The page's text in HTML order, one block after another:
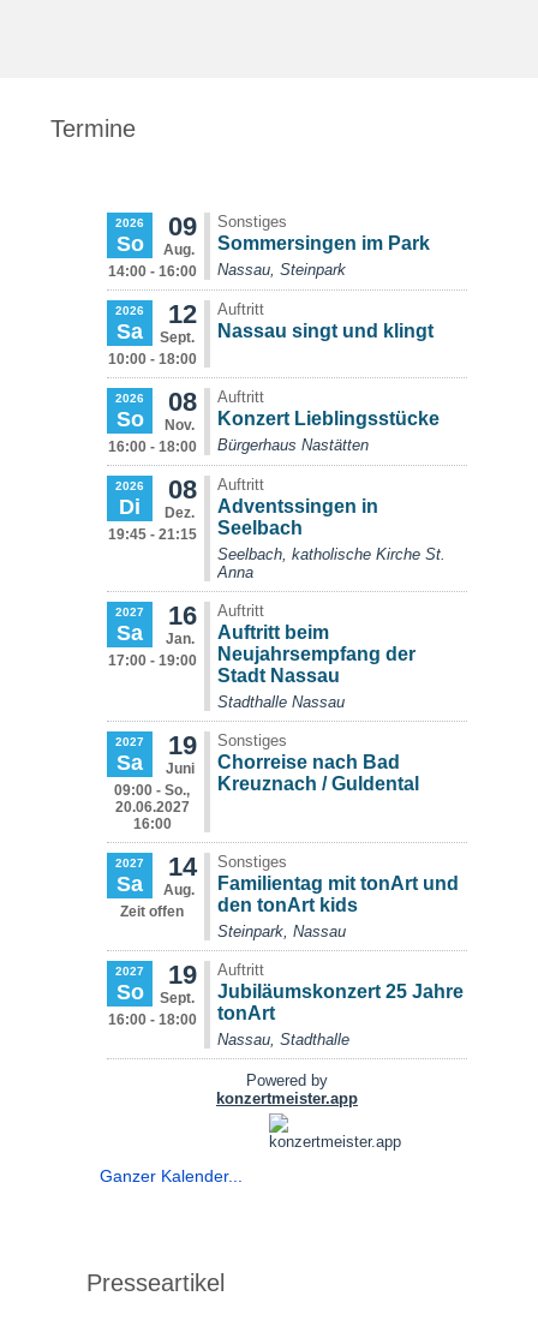
Termine
Ganzer Kalender...
Presseartikel